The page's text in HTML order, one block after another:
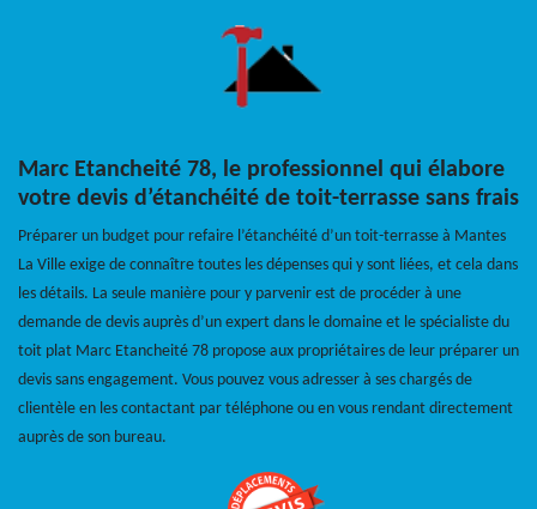
Marc Etancheité 78, le professionnel qui élabore
votre devis d’étanchéité de toit-terrasse sans frais
Préparer un budget pour refaire l’étanchéité d’un toit-terrasse à Mantes
La Ville exige de connaître toutes les dépenses qui y sont liées, et cela dans
les détails. La seule manière pour y parvenir est de procéder à une
demande de devis auprès d’un expert dans le domaine et le spécialiste du
toit plat Marc Etancheité 78 propose aux propriétaires de leur préparer un
devis sans engagement. Vous pouvez vous adresser à ses chargés de
clientèle en les contactant par téléphone ou en vous rendant directement
auprès de son bureau.